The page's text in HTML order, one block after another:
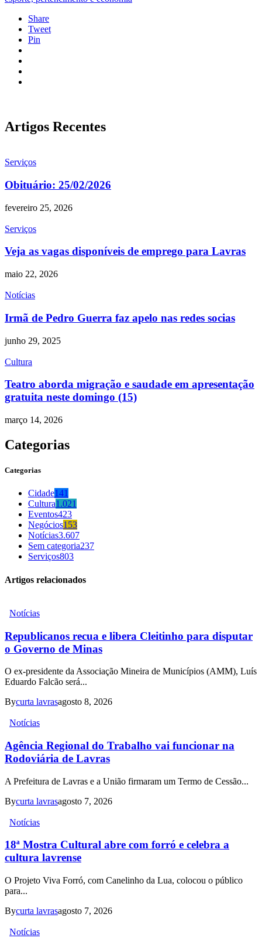
Share
Tweet
Pin
Artigos Recentes
Serviços
Obituário: 25/02/2026
fevereiro 25, 2026
Serviços
Veja as vagas disponíveis de emprego para Lavras
maio 22, 2026
Notícias
Irmã de Pedro Guerra faz apelo nas redes socias
junho 29, 2025
Cultura
Teatro aborda migração e saudade em apresentação
gratuita neste domingo (15)
março 14, 2026
Categorias
Categorias
Cidade141
Cultura1.021
Eventos423
Negócios153
Notícias3.607
Sem categoria237
Serviços803
Artigos relacionados
Notícias
Republicanos recua e libera Cleitinho para disputar
o Governo de Minas
O ex-presidente da Associação Mineira de Municípios (AMM), Luís
Eduardo Falcão será...
Bycurta lavrasagosto 8, 2026
Notícias
Agência Regional do Trabalho vai funcionar na
Rodoviária de Lavras
A Prefeitura de Lavras e a União firmaram um Termo de Cessão...
Bycurta lavrasagosto 7, 2026
Notícias
18ª Mostra Cultural abre com forró e celebra a
cultura lavrense
O Projeto Viva Forró, com Canelinho da Lua, colocou o público
para...
Bycurta lavrasagosto 7, 2026
Notícias